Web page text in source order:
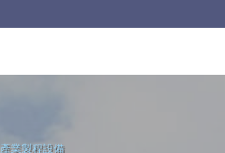
產業製程設備